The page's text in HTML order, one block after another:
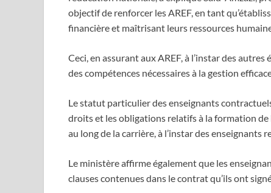
objectif de renforcer les AREF, en tant
financière et maîtrisant leurs ressources
Ceci, en assurant aux AREF, à l’instar des
des compétences nécessaires à la gestion
Le statut particulier des enseignants
droits et les obligations relatifs à la formation
au long de la carrière, à l’instar des
Le ministère affirme également que les
clauses contenues dans le contrat qu’ils ont